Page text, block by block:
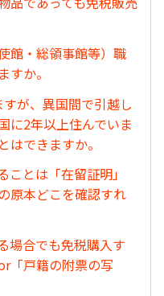
館・総領事館等）職
すか。
が、異国間で引越し
に2年以上住んでいま
はできますか。
とは「在留証明」
原本どこを確認すれ
場合でも免税購入す
「戸籍の附票の写